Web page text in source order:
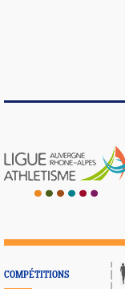
COMPÉTITIONS